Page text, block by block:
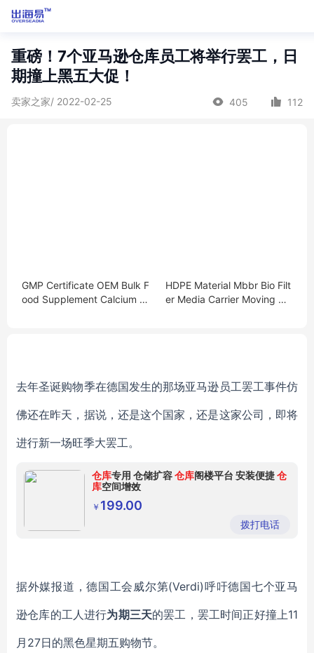
重磅！7个亚马逊仓库员工将举行罢工，日
期撞上黑五大促！
卖家之家/ 2022-02-25 405 112
GMP Certificate OEM Bulk F
ood Supplement Calcium M
HDPE Material Mbbr Bio Filt
er Media Carrier Moving Be
去年圣诞购物季在德国发生的那场亚马逊员工罢工事件仿
佛还在昨天，据说，还是这个国家，还是这家公司，即将
进行新一场旺季大罢工。
仓库专用 仓储扩容仓库阁楼平台 安装便捷仓
库空间增效
￥ 199.00
拨打电话
据外媒报道，德国工会威尔第(Verdi)呼吁德国七个亚马
逊仓库的工人进行为期三天的罢工，罢工时间正好撞上11
月27日的黑色星期五购物节。